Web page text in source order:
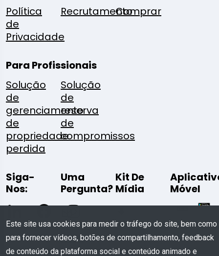
Política
de
Privacidade
RecrutamentoComprar
Para Profissionais
Solução
de
gerenciamento
de
propriedade
perdida
Solução
de
reserva
de
compromissos
Siga-
Nos:
Uma
Pergunta?
Escreva
Para
Nós
Kit De
Mídia
Baixar
Móvel
Este site usa cookies para medir o tráfego do site, bem como
para fornecer vídeos, botões de compartilhamento, feedback
de conteúdo da plataforma social e conteúdo animado e